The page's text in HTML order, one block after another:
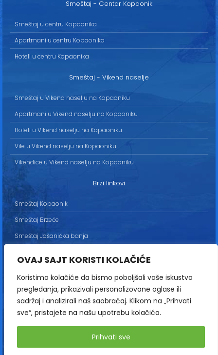
OVAJ SAJT KORISTI KOLAČIĆE
Koristimo kolačiće da bismo poboljšali vaše iskustvo
pregledanja, prikazivali personalizovane oglase ili
sadržaj i analizirali naš saobraćaj. Klikom na „Prihvati
sve“, pristajete na našu upotrebu kolačića.
Prihvati sve
Smeštaj - Centar Kopaonik
Smeštaj u centru Kopaonika
Apartmani u centru Kopaonika
Hoteli u centru Kopaonika
Smeštaj - Vikend naselje
Smeštaj u Vikend naselju na Kopaoniku
Apartmani u Vikend naselju na Kopaoniku
Hoteli u Vikend naselju na Kopaoniku
Vile u Vikend naselju na Kopaoniku
Vikendice u Vikend naselju na Kopaoniku
Brzi linkovi
Smeštaj Kopaonik
Smeštaj Brzeće
Smeštaj Jošanička banja
Kontakt
Sva prava zadržana / All rights reserved